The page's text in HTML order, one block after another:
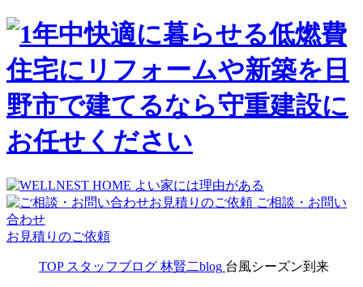
ご相談・お問い
合わせ
お見積りのご依頼
TOP スタッフブログ 林賢二blog 台風シーズン到来